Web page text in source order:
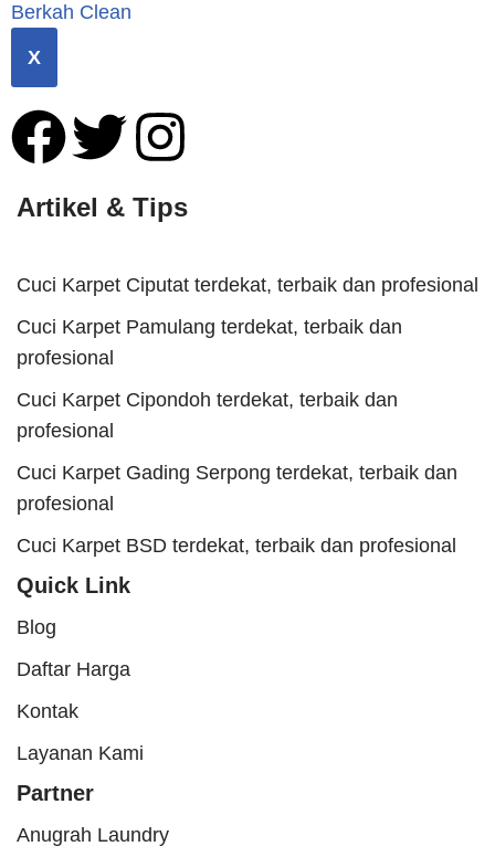
Berkah Clean
X
Artikel & Tips
Cuci Karpet Ciputat terdekat, terbaik dan profesional
Cuci Karpet Pamulang terdekat, terbaik dan
profesional
Cuci Karpet Cipondoh terdekat, terbaik dan
profesional
Cuci Karpet Gading Serpong terdekat, terbaik dan
profesional
Cuci Karpet BSD terdekat, terbaik dan profesional
Quick Link
Blog
Daftar Harga
Kontak
Layanan Kami
Partner
Anugrah Laundry